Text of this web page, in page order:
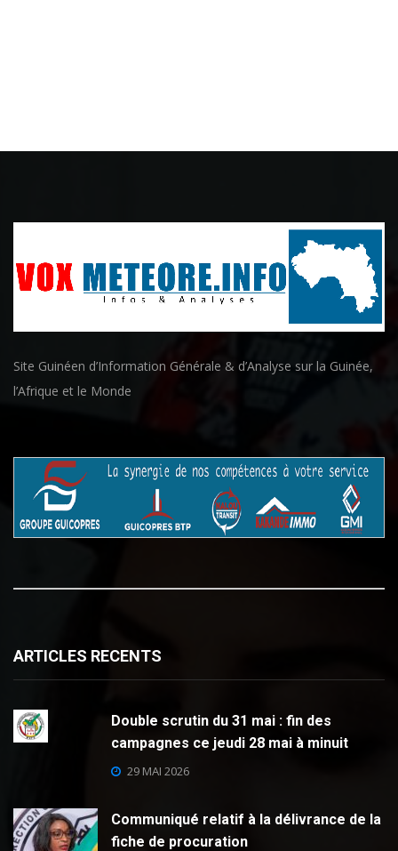
Site Guinéen d’Information Générale & d’Analyse sur la Guinée,
l’Afrique et le Monde
ARTICLES RECENTS
Double scrutin du 31 mai : fin des
campagnes ce jeudi 28 mai à minuit
29 MAI 2026
Communiqué relatif à la délivrance de la
fiche de procuration